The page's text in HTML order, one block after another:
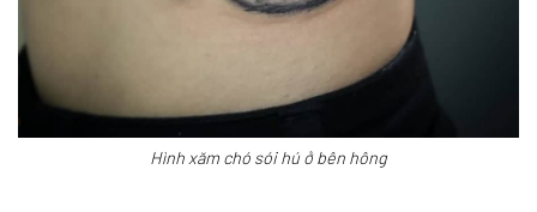
Hình xăm chó sói hú ở bên hông